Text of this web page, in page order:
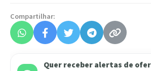
Compartilhar:
Quer receber alertas de